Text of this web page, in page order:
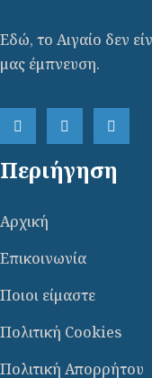
Εδώ, το Αιγαίο δεν
μας έμπνευση.
Περιήγηση
Αρχική
Επικοινωνία
Ποιοι είμαστε
Πολιτική Cookies
Πολιτική Απορρήτου